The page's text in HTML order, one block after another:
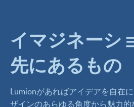
イマジネーシ
先にあるもの
Lumionがあればアイデアを自在
ザインのあらゆる角度から魅力